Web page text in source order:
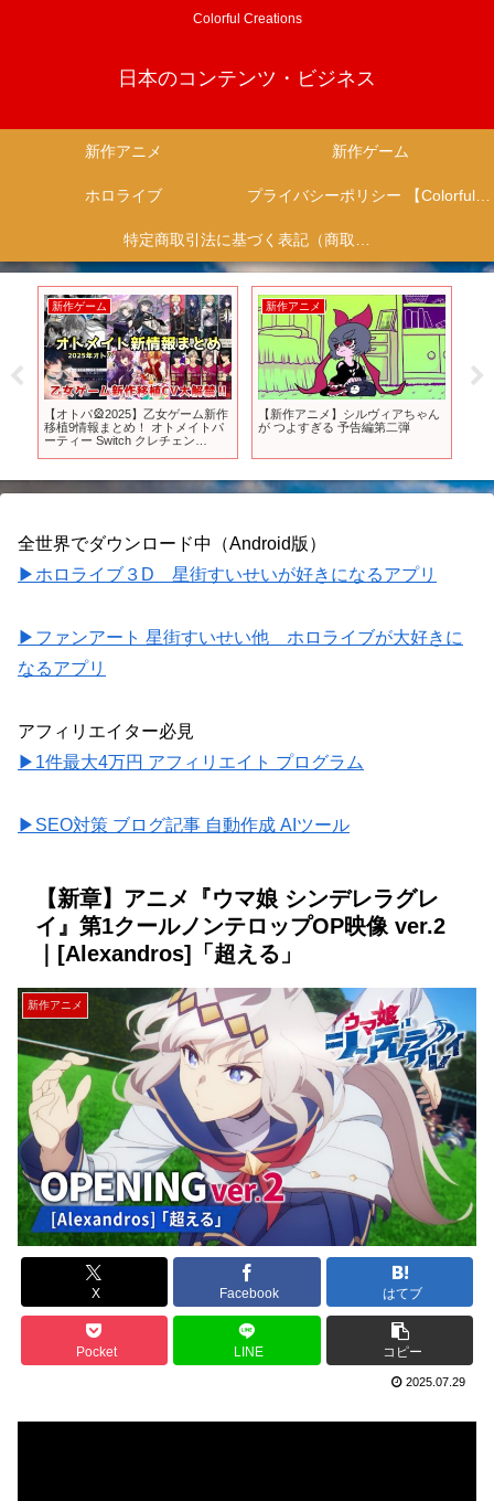
Colorful Creations
日本のコンテンツ・ビジネス
新作アニメ 新作ゲーム
ホロライブ プライバシーポリシー 【Colorful Creation】
特定商取引法に基づく表記（商取引に関する開示）
新作ゲーム
【オトパ🎡2025】乙女ゲーム新作
移植9情報まとめ！ オトメイトパ
ーティー Switch クレチェン
新作アニメ
【新作アニメ】シルヴィアちゃん
が つよすぎる 予告編第二弾
全世界でダウンロード中（Android版）
▶ホロライブ３D 星街すいせいが好きになるアプリ
▶ファンアート 星街すいせい他 ホロライブが大好きに
なるアプリ
アフィリエイター必見
▶1件最大4万円 アフィリエイト プログラム
▶SEO対策 ブログ記事 自動作成 AIツール
【新章】アニメ『ウマ娘 シンデレラグレ
イ』第1クールノンテロップOP映像 ver.2
｜[Alexandros]「超える」
新作アニメ
X Facebook はてブ
Pocket LINE コピー
2025.07.29